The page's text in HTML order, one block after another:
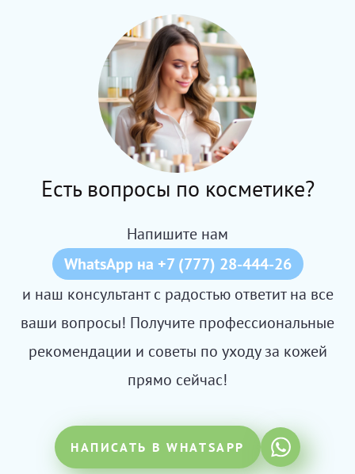
Есть вопросы по косметике?
Напишите нам
WhatsApp на +7 (777) 28-444-26
и наш консультант с радостью ответит на все
ваши вопросы! Получите профессиональные
рекомендации и советы по уходу за кожей
прямо сейчас!
НАПИСАТЬ В WHATSAPP